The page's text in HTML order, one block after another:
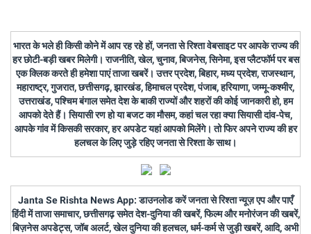
भारत के भले ही किसी कोने में आप रह रहे हों, जनता से रिश्ता वेबसाइट पर आपके राज्य की
हर छोटी-बड़ी खबर मिलेगी। राजनीति, खेल, चुनाव, बिजनेस, सिनेमा, इस प्लैटफॉर्म पर बस
एक क्लिक करते ही हमेशा पाएं ताजा खबरें। उत्तर प्रदेश, बिहार, मध्य प्रदेश, राजस्थान,
महाराष्ट्र, गुजरात, छत्तीसगढ़, झारखंड, हिमाचल प्रदेश, पंजाब, हरियाणा, जम्मू-कश्मीर,
उत्तराखंड, पश्चिम बंगाल समेत देश के बाकी राज्यों और शहरों की कोई जानकारी हो, हम
आपको देते हैं। सियासी रण हो या बजट का मौसम, कहां चल रहा क्या सियासी दांव-पेच,
आपके गांव में किसकी सरकार, हर अपडेट यहां आपको मिलेंगे। तो फिर अपने राज्य की हर
हलचल के लिए जुड़े रहिए जनता से रिश्ता के साथ।
Janta Se Rishta News App: डाउनलोड करें जनता से रिश्ता न्यूज़ एप और पाएँ
हिंदी में ताजा समाचार, छत्तीसगढ़ समेत देश-दुनिया की खबरें, फिल्म और मनोरंजन की खबरें,
बिज़नेस अपडेट्स, जॉब अलर्ट, खेल दुनिया की हलचल, धर्म-कर्म से जुड़ी खबरें, आदि, अभी